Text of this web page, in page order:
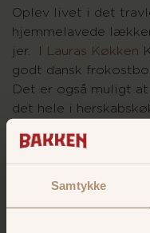
Samtykke
Oplev livet i det
hjemmelavede
jer. I
Lauras Køkken
godt dansk
Det er også muligt
det hele i
Korsbæk stil. Det
god gammeldags